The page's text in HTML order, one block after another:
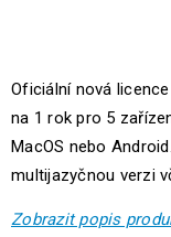
Oficiální nová
na 1 rok pro 5
MacOS nebo
multijazyčnou verzi
Zobrazit popis